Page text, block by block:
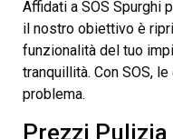
Affidati a SOS Spurghi
il nostro obiettivo è
funzionalità del tuo
tranquillità. Con SOS,
problema.
Prezzi